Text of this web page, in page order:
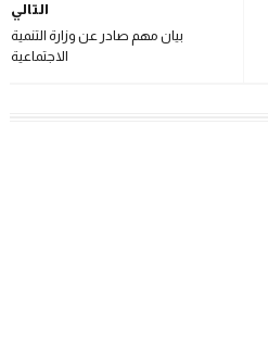
التالي
بيان مهم صادر عن وزارة التنمية
الاجتماعية